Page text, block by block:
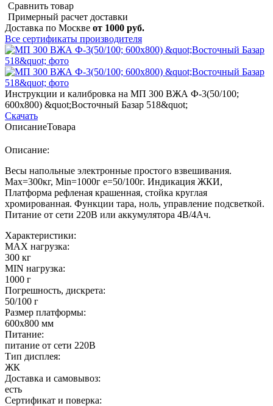
Сравнить товар
Примерный расчет доставки
Доставка по Москве от 1000 руб.
Все сертификаты производителя
Инструкции и калибровка на МП 300 ВЖА Ф-3(50/100;
600х800) &quot;Восточный Базар 518&quot;
Скачать
ОписаниеТовара
Описание:
Весы напольные электронные простого взвешивания.
Мах=300кг, Min=1000г е=50/100г. Индикация ЖКИ,
Платформа рефленая крашенная, стойка круглая
хромированная. Функции тара, ноль, управление подсветкой.
Питание от сети 220В или аккумулятора 4В/4Ач.
Характеристики:
MAX нагрузка:
300 кг
MIN нагрузка:
1000 г
Погрешность, дискрета:
50/100 г
Размер платформы:
600х800 мм
Питание:
питание от сети 220В
Тип дисплея:
ЖК
Доставка и самовывоз:
есть
Сертификат и поверка: